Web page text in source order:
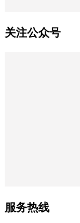
关注公众号
服务热线